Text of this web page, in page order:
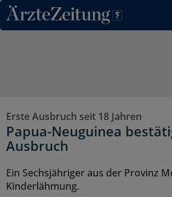
Direkt zum Inhaltsbereich
Erste Ausbruch seit 18 Jahren
Papua-Neuguinea
Ausbruch
Ein Sechsjähriger aus der Provinz
Kinderlähmung.